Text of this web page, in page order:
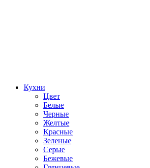
Кухни
Цвет
Белые
Черные
Желтые
Красные
Зеленые
Серые
Бежевые